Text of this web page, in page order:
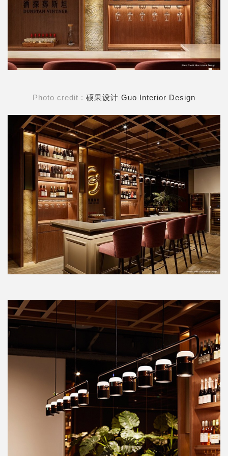
Photo credit : 硕果设计 Guo Interior Design